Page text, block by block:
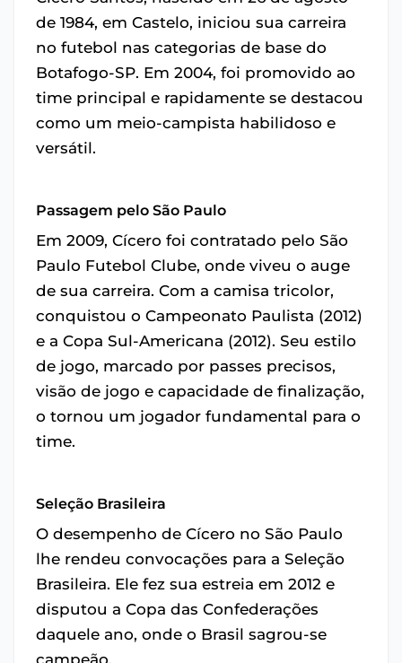
de 1984, em Castelo, iniciou sua carreira
no futebol nas categorias de base do
Botafogo-SP. Em 2004, foi promovido ao
time principal e rapidamente se destacou
como um meio-campista habilidoso e
versátil.
Passagem pelo São Paulo
Em 2009, Cícero foi contratado pelo São
Paulo Futebol Clube, onde viveu o auge
de sua carreira. Com a camisa tricolor,
conquistou o Campeonato Paulista (2012)
e a Copa Sul-Americana (2012). Seu estilo
de jogo, marcado por passes precisos,
visão de jogo e capacidade de finalização,
o tornou um jogador fundamental para o
time.
Seleção Brasileira
O desempenho de Cícero no São Paulo
lhe rendeu convocações para a Seleção
Brasileira. Ele fez sua estreia em 2012 e
disputou a Copa das Confederações
daquele ano, onde o Brasil sagrou-se
campeão.